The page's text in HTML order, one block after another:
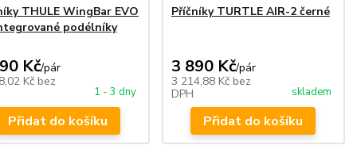
THULE WingBar EVO
podélníky
Kč/pár
Kč bez
1 - 3 dny
Přidat do košíku
Příčníky TURTLE AIR-2 černé
3 890 Kč/pár
3 214,88 Kč bez
DPH
skladem
Přidat do košíku